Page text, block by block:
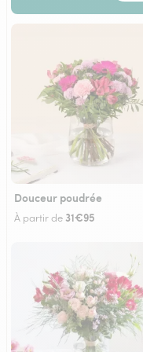
Douceur poudrée
À partir de 31€95